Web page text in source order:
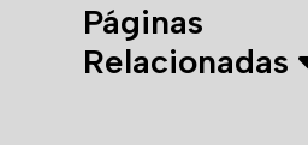
Páginas
Relacionadas